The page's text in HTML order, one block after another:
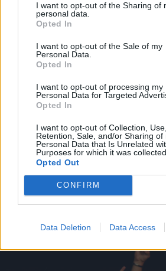
I want to opt-out of the Sharing of
personal data.
Opted In
I want to opt-out of the Sale of my
Personal Data.
Opted In
I want to opt-out of processing my
Personal Data for Targeted
Opted In
I want to opt-out of Collection, Use,
Retention, Sale, and/or Sharing of
Personal Data that Is Unrelated
Purposes for which it was collected.
Opted Out
CONFIRM
Data Deletion Data Access
FOTÓ: HAÁZ VINCE